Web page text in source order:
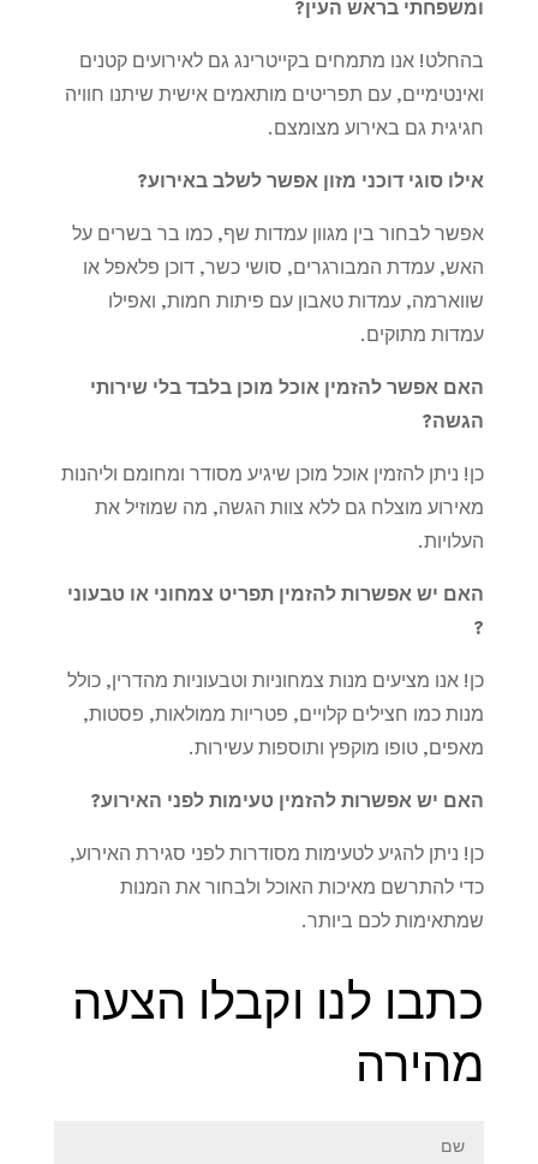
ומשפחתי בראש העין ?
בהחלט! אנו מתמחים בקייטרינג גם לאירועים קטנים
ואינטימיים, עם תפריטים מותאמים אישית שיתנו חוויה
חגיגית גם באירוע מצומצם.
אילו סוגי דוכני מזון אפשר לשלב באירוע?
אפשר לבחור בין מגוון עמדות שף, כמו בר בשרים על
האש, עמדת המבורגרים, סושי כשר, דוכן פלאפל או
שווארמה, עמדות טאבון עם פיתות חמות, ואפילו
עמדות מתוקים.
האם אפשר להזמין אוכל מוכן בלבד בלי שירותי
הגשה?
כן! ניתן להזמין אוכל מוכן שיגיע מסודר ומחומם וליהנות
מאירוע מוצלח גם ללא צוות הגשה, מה שמוזיל את
העלויות.
האם יש אפשרות להזמין תפריט צמחוני או טבעוני
?
כן! אנו מציעים מנות צמחוניות וטבעוניות מהדרין, כולל
מנות כמו חצילים קלויים, פטריות ממולאות, פסטות,
מאפים, טופו מוקפץ ותוספות עשירות.
האם יש אפשרות להזמין טעימות לפני האירוע?
כן! ניתן להגיע לטעימות מסודרות לפני סגירת האירוע,
כדי להתרשם מאיכות האוכל ולבחור את המנות
שמתאימות לכם ביותר.
כתבו לנו וקבלו הצעה
מהירה